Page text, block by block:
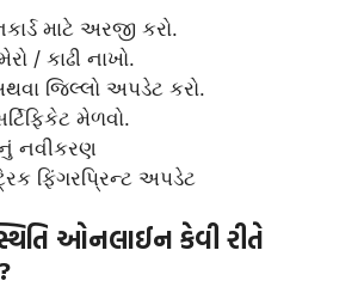
માટે અરજી કરો.
/ કાઢી નાખો.
જિલ્લો અપડેટ કરો.
મેળવો.
નવીકરણ
ફિંગરપ્રિન્ટ અપડેટ
ઓનલાઈન કેવી રીતે